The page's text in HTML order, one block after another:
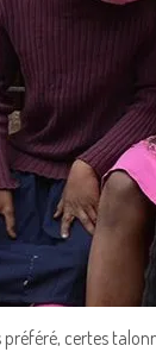
préféré, certes